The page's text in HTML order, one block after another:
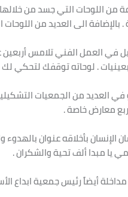
اللوحات التي جسد من خلالها
. بالإضافة الى العديد من
في العمل الفني تلامس
. لوحاته توقفك لتحكي
معارض خاصة .
الإنسان بأخلاقه عنوان
يا مبدا ألف تحية والشكران .
أيضاً رئيس جمعية ابداع